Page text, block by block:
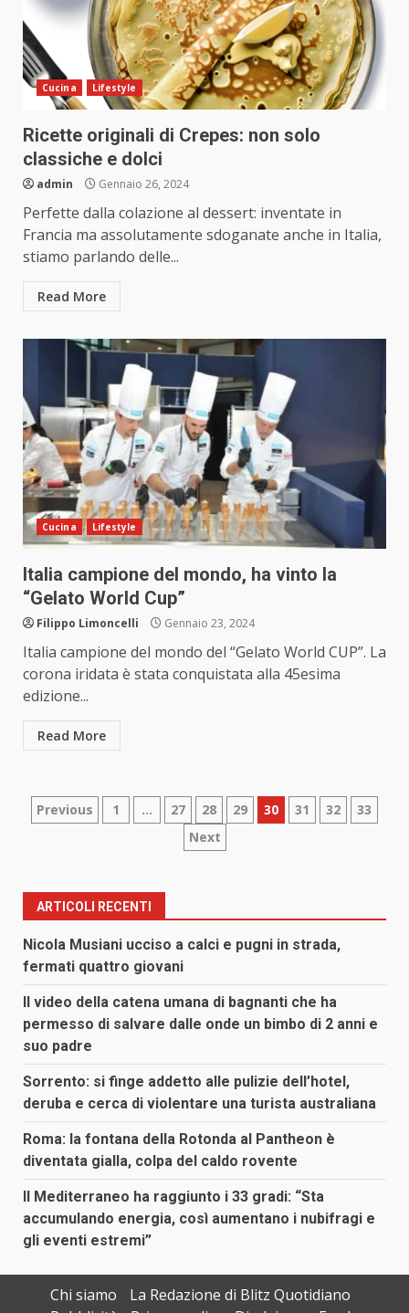
Cucina Lifestyle
Ricette originali di Crepes: non solo
classiche e dolci
admin Gennaio 26, 2024
Perfette dalla colazione al dessert: inventate in
Francia ma assolutamente sdoganate anche in Italia,
stiamo parlando delle...
Read More
Cucina Lifestyle
Italia campione del mondo, ha vinto la
“Gelato World Cup”
Filippo Limoncelli Gennaio 23, 2024
Italia campione del mondo del “Gelato World CUP”. La
corona iridata è stata conquistata alla 45esima
edizione...
Read More
Paginazione
articoli
Previous 1 … 27 28 29 30 31 32
33
Next
ARTICOLI RECENTI
Nicola Musiani ucciso a calci e pugni in strada,
fermati quattro giovani
Il video della catena umana di bagnanti che ha
permesso di salvare dalle onde un bimbo di 2 anni e
suo padre
Sorrento: si finge addetto alle pulizie dell’hotel,
deruba e cerca di violentare una turista australiana
Roma: la fontana della Rotonda al Pantheon è
diventata gialla, colpa del caldo rovente
Il Mediterraneo ha raggiunto i 33 gradi: “Sta
accumulando energia, così aumentano i nubifragi e
gli eventi estremi”
Chi siamo
La Redazione di Blitz Quotidiano